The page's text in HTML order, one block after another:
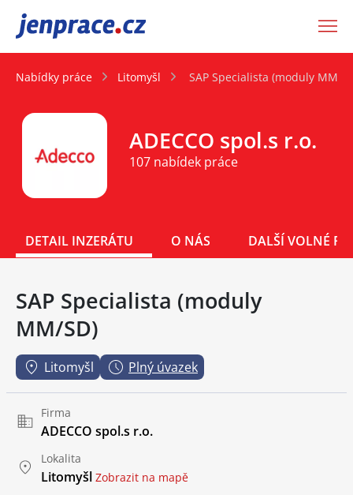
JenPráce.cz
Nabídky práce Litomyšl SAP Specialista (moduly MM/
ADECCO spol.s r.o.
107 nabídek práce
DETAIL INZERÁTU O NÁS DALŠÍ VOLNÉ
SAP Specialista (moduly
MM/SD)
Litomyšl Plný úvazek
Firma
ADECCO spol.s r.o.
Lokalita
Litomyšl Zobrazit na mapě